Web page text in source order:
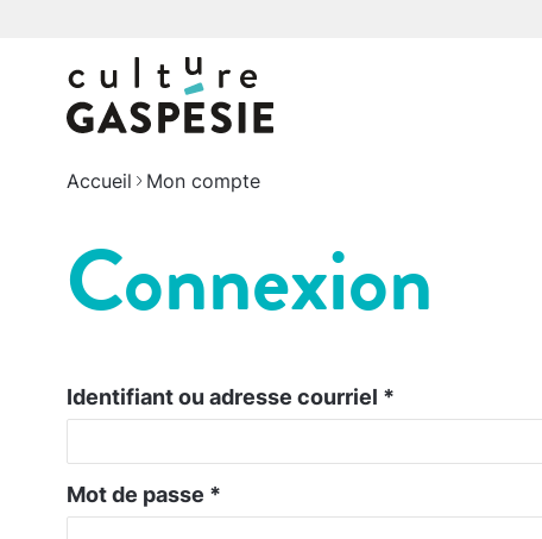
Accueil Mon compte
Connexion
Identifiant ou adresse courriel *
Mot de passe *